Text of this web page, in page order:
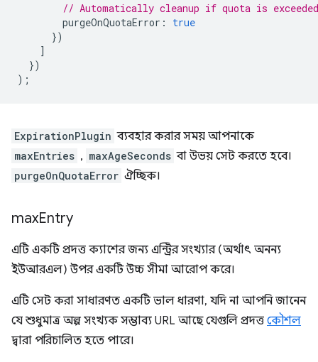
// Automatically cleanup if quota is
purgeOnQuotaError :
true
})
]
})
);
ExpirationPlugin ব্যবহার করার সময় আপনাকে
maxEntries , maxAgeSeconds বা উভয় সেট করতে হবে।
purgeOnQuotaError ঐচ্ছিক।
maxEntry
এটি একটি প্রদত্ত ক্যাশের জন্য এন্ট্রির সংখ্যার (অর্থাৎ অনন্য
ইউআরএল) উপর একটি উচ্চ সীমা আরোপ করে।
এটি সেট করা সাধারণত একটি ভাল ধারণা, যদি না আপনি জানেন
যে শুধুমাত্র অল্প সংখ্যক সম্ভাব্য URL আছে যেগুলি প্রদত্ত কৌশল
দ্বারা পরিচালিত হতে পারে।